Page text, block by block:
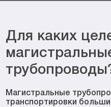
Для каких
Магистральные
транспортировки